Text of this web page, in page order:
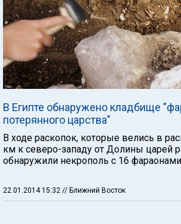
В Египте обнаружено кладбище
потерянного царства"
В ходе раскопок, которые велись в
км к северо-западу от Долины царей
обнаружили некрополь с 16
22.01.2014 15:32 // Ближний Восток